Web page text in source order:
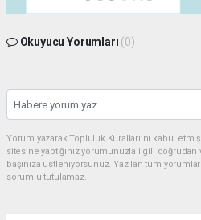
Okuyucu Yorumları (0)
Yorum yazarak Topluluk Kuralları’nı kabul
sitesine yaptığınız yorumunuzla ilgili
başınıza üstleniyorsunuz. Yazılan tüm
sorumlu tutulamaz.